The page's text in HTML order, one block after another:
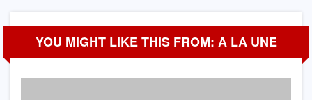
YOU MIGHT LIKE THIS FROM: A LA UNE